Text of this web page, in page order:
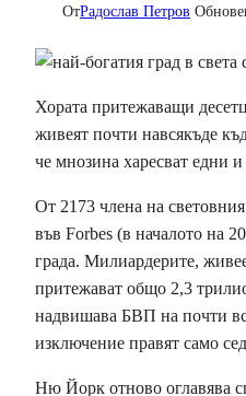
ОтРадослав Петров
Хората притежаващи
живеят почти навсякъде
че мнозина харесват едни
От 2173 члена на
във Forbes (в началото на
града. Милиардерите,
притежават общо 2,3
надвишава БВП на почти
изключение правят само
Ню Йорк отново оглавява